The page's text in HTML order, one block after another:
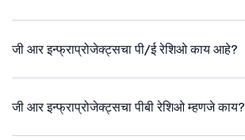
जी आर इन्फ्राप्रोजेक्ट्सचा पी/ई रेशिओ काय आहे?
जी आर इन्फ्राप्रोजेक्ट्सचा पीबी रेशिओ म्हणजे काय?